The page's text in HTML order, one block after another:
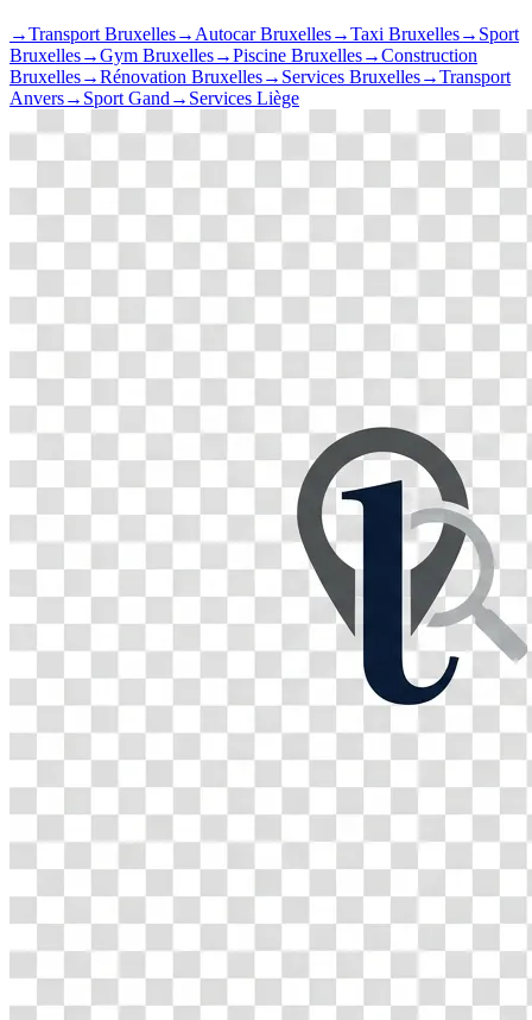
→Transport Bruxelles→ Autocar Bruxelles→Taxi Bruxelles→ Sport
Bruxelles→Gym Bruxelles→Piscine Bruxelles→Construction
Bruxelles→Rénovation Bruxelles→ Services Bruxelles→Transport
Anvers→ Sport Gand → Services Liège